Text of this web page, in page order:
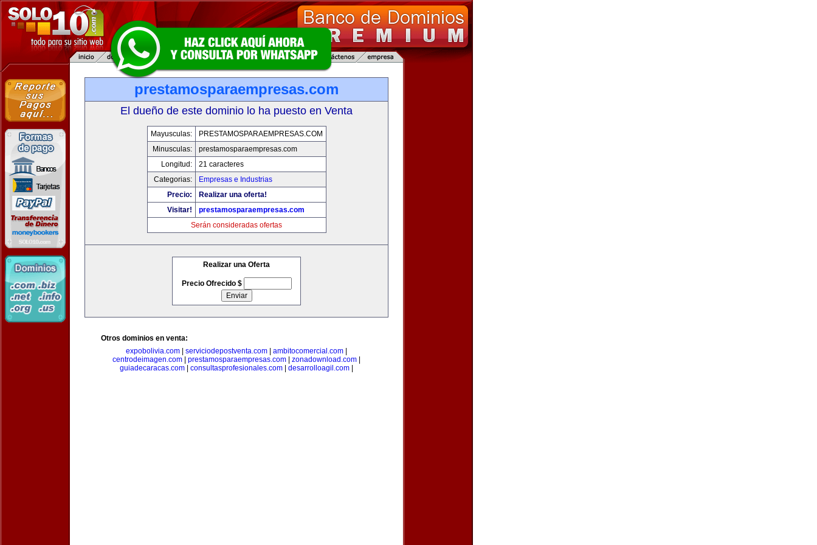
prestamosparaempresas.com
El dueño de este dominio lo ha puesto en Venta
Mayusculas:
PRESTAMOSPARAEMPRESAS.COM
Minusculas:
prestamosparaempresas.com
Longitud:
21 caracteres
Categorias:
Empresas e Industrias
Precio:
Realizar una oferta!
Visitar!
prestamosparaempresas.com
Serán consideradas ofertas
Realizar una Oferta
Precio Ofrecido $
Otros dominios en venta:
expobolivia.com
serviciodepostventa.com ambitocomercial.com
centrodeimagen.com
prestamosparaempresas.com zonadownload.com
guiadecaracas.com
consultasprofesionales.com desarrolloagil.com